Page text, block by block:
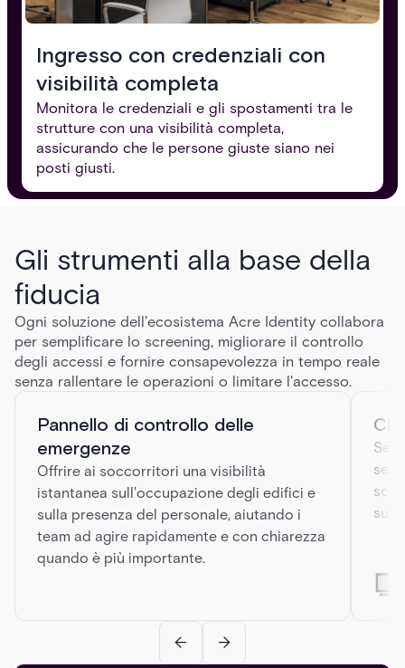
Ingresso con credenziali con
visibilità completa
Monitora le credenziali e gli spostamenti tra le
strutture con una visibilità completa,
assicurando che le persone giuste siano nei
posti giusti.
Gli strumenti alla base della
fiducia
Ogni soluzione dell'ecosistema Acre Identity collabora
per semplificare lo screening, migliorare il controllo
degli accessi e fornire consapevolezza in tempo reale
senza rallentare le operazioni o limitare l'accesso.
Pannello di controllo delle
emergenze
Offrire ai soccorritori una visibilità
istantanea sull'occupazione degli edifici e
sulla presenza del personale, aiutando i
team ad agire rapidamente e con chiarezza
quando è più importante.